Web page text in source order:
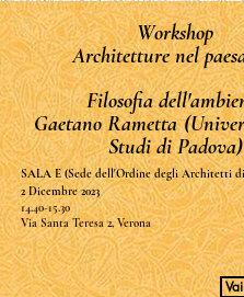
Workshop
Architetture nel
Filosofia
Gaetano Rametta
Studi di Padova)
SALA E (Sede dell'Ordine degli Architetti di
2 Dicembre 2023
14.40-15.30
Via Santa Teresa 2, Verona